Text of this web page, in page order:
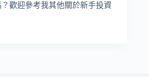
歡迎參考我其他關於新手投資